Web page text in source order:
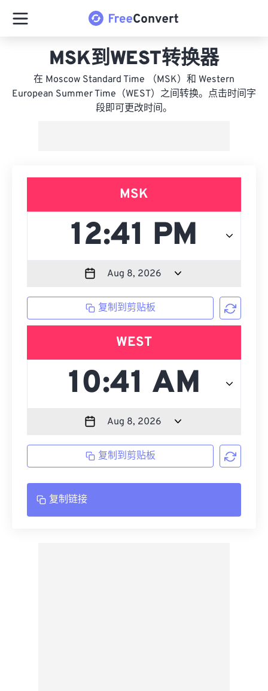
MSK到WEST转换器
在 Moscow Standard Time （MSK）和 Western
European Summer Time（WEST）之间转换。点击时间字
段即可更改时间。
MSK
复制到剪贴板
WEST
复制到剪贴板
复制链接